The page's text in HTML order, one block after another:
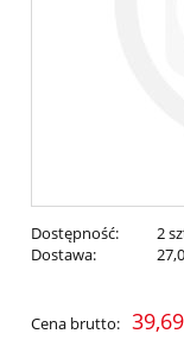
Dostępność:
2
Dostawa:
Cena nie
Cena brutto: